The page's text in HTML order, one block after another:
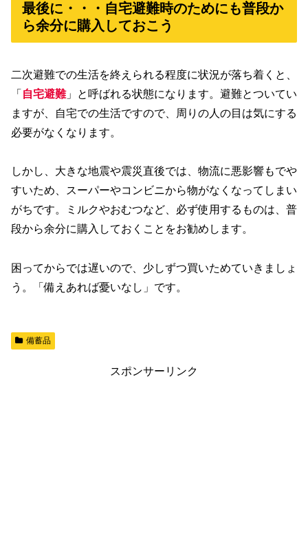
最後に・・・自宅避難時のためにも普段か
ら余分に購入しておこう
二次避難での生活を終えられる程度に状況が落ち着くと、
「 自宅避難」と呼ばれる状態になります。避難とついてい
ますが、自宅での生活ですので、周りの人の目は気にする
必要がなくなります。
しかし、大きな地震や震災直後では、物流に悪影響もでや
すいため、スーパーやコンビニから物がなくなってしまい
がちです。ミルクやおむつなど、必ず使用するものは、普
段から余分に購入しておくことをお勧めします。
困ってからでは遅いので、少しずつ買いためていきましょ
う。「備えあれば憂いなし」です。
備蓄品
スポンサーリンク